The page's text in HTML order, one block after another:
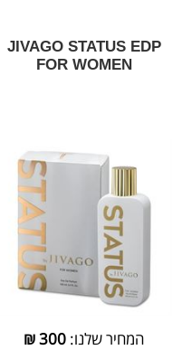
JIVAGO STATUS EDP
FOR WOMEN
המחיר שלנו: 300
₪